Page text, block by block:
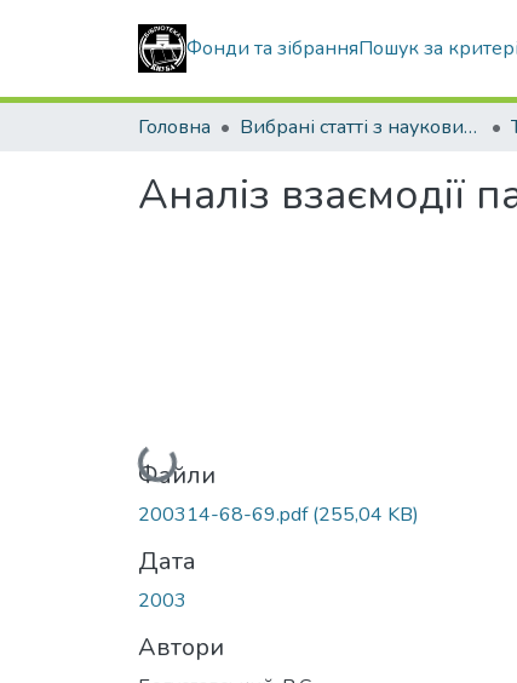
Фонди та зібранняПошук за
Головна Вибрані статті з наукових збірників КНУБА
Аналіз взаємодії
Вантажиться...
Файли
200314-68-69.pdf(255,04 KB)
Дата
2003
Автори